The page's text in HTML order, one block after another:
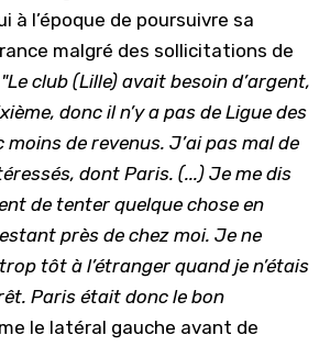
à l’époque de poursuivre sa
malgré des sollicitations de
"Le club (Lille) avait besoin d’argent,
donc il n’y a pas de Ligue des
moins de revenus. J’ai pas mal de
dont Paris. (...) Je me dis
de tenter quelque chose en
près de chez moi. Je ne
tôt à l’étranger quand je n’étais
Paris était donc le bon
le latéral gauche avant de